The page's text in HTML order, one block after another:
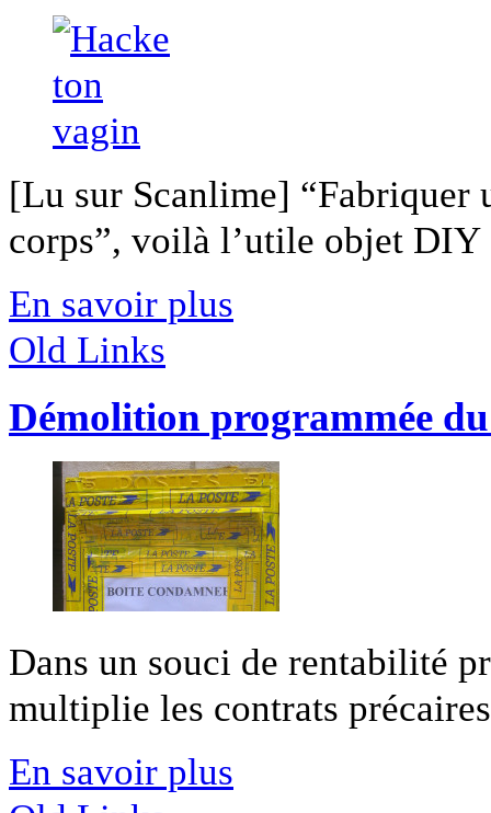
[Lu sur Scanlime] “Fabriquer
corps”, voilà l’utile objet
En savoir plus
Old Links
Démolition programmée
Dans un souci de rentabilité
multiplie les contrats
En savoir plus